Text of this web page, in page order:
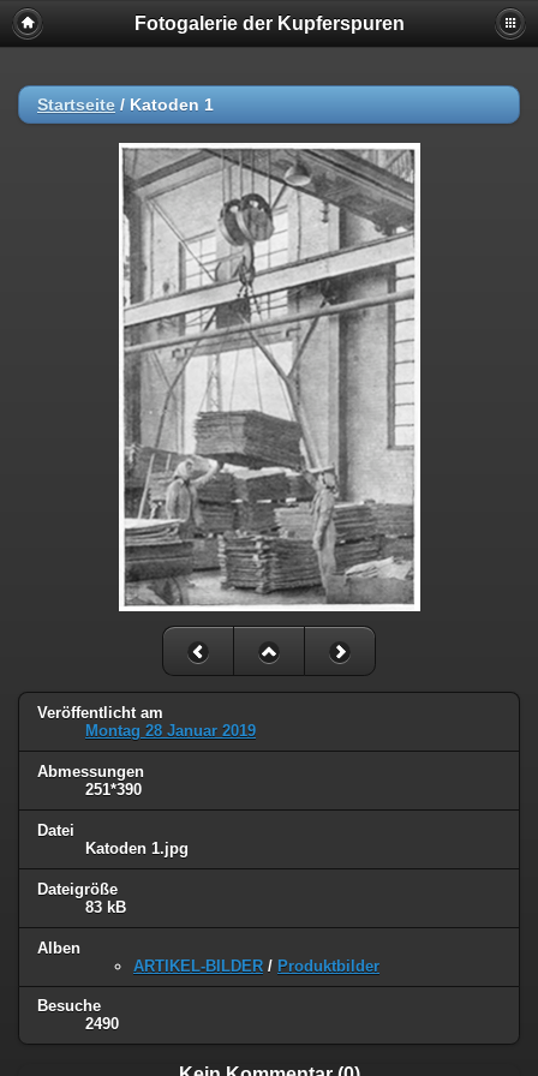
Fotogalerie der Kupferspuren
Startseite / Katoden 1
Veröffentlicht am
Montag 28 Januar 2019
Abmessungen
251*390
Datei
Katoden 1.jpg
Dateigröße
83 kB
Alben
ARTIKEL-BILDER / Produktbilder
Besuche
2490